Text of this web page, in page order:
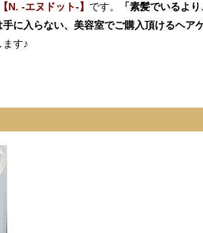
N. -エヌドット-】 です。
「素髪でいるより
手に入らない、美容室でご購入頂けるヘア
す♪